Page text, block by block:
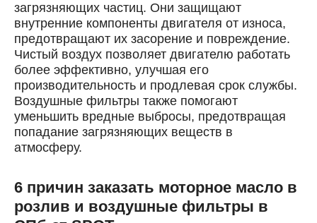
загрязняющих частиц. Они защищают
внутренние компоненты двигателя от износа,
предотвращают их засорение и повреждение.
Чистый воздух позволяет двигателю работать
более эффективно, улучшая его
производительность и продлевая срок службы.
Воздушные фильтры также помогают
уменьшить вредные выбросы, предотвращая
попадание загрязняющих веществ в
атмосферу.
6 причин заказать моторное масло в
розлив и воздушные фильтры в